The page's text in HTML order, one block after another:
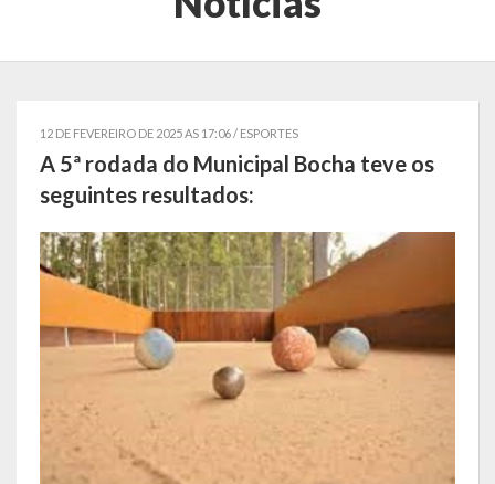
Governo
Administração
Ex-Administradores
Conselhos Municipais
Administração, Fazenda e Planejamento
12 DE FEVEREIRO DE 2025 AS 17:06 / ESPORTES
A 5ª rodada do Municipal Bocha teve os
seguintes resultados: